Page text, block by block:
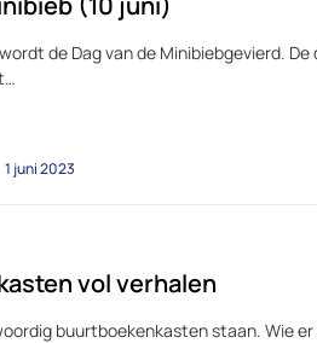
de Dag van de Minibiebgevierd. De
1 juni 2023
vol verhalen
buurtboekenkasten staan. Wie